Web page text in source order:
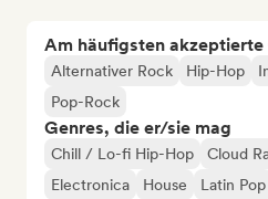
Am häufigsten akzeptierte
Alternativer Rock Hip-Hop
Pop-Rock
Genres, die er/sie mag
Chill / Lo-fi Hip-Hop Cloud
Electronica
House Latin Pop